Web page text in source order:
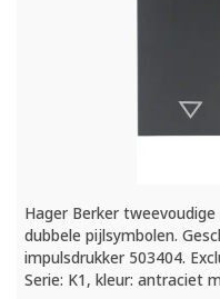
Hager Berker
dubbele pijlsymbolen.
impulsdrukker 503404.
Serie: K1, kleur: antraciet